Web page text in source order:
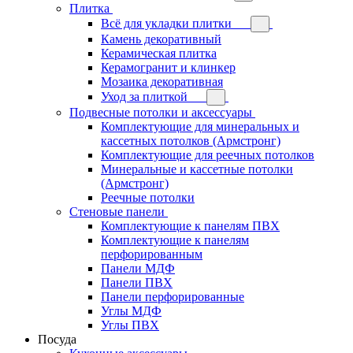
Плитка
Всё для укладки плитки
Камень декоративный
Керамическая плитка
Керамогранит и клинкер
Мозаика декоративная
Уход за плиткой
Подвесные потолки и аксессуары
Комплектующие для минеральных и
кассетных потолков (Армстронг)
Комплектующие для реечных потолков
Минеральные и кассетные потолки
(Армстронг)
Реечные потолки
Стеновые панели
Комплектующие к панелям ПВХ
Комплектующие к панелям
перфорированным
Панели МДФ
Панели ПВХ
Панели перфорированные
Углы МДФ
Углы ПВХ
Посуда